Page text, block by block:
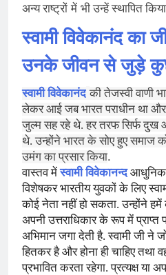
अन्य राष्ट्रों में भी उन्हें स्थापित
स्वामी विवेकानंद का
उनके जीवन से जुड़े
स्वामी विवेकानंद की तेजस्वी वाणी
लेकर आई जब भारत पराधीन था
जुल्म सह रहे थे. हर तरफ सिर्फ दु्‍ख
थे. उन्होंने भारत के सोए हुए समाज
उमंग का प्रसार किया.
वास्तव मेंस्वामी विवेकानन्दआधुनिक
विशेषकर भारतीय युवकों के लिए
कोई नेता नहीं हो सकता. उन्होंने
अपनी उत्तराधिकार के रूप में प्राप्त
अभिमान जगा देती है. स्वामी जी ने
हितकर है और होना ही चाहिए
प्रभावित करता रहेगा. प्रत्यक्ष या